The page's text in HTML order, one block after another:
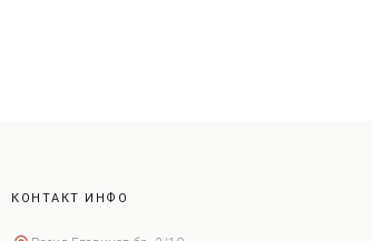
КОНТАКТ ИНФО